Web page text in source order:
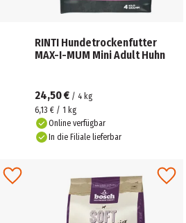
RINTI Hundetrockenfutter
MAX-I-MUM Mini Adult Huhn
24,50 € / 4 kg
6,13 € / 1 kg
Online verfügbar
In die Filiale lieferbar